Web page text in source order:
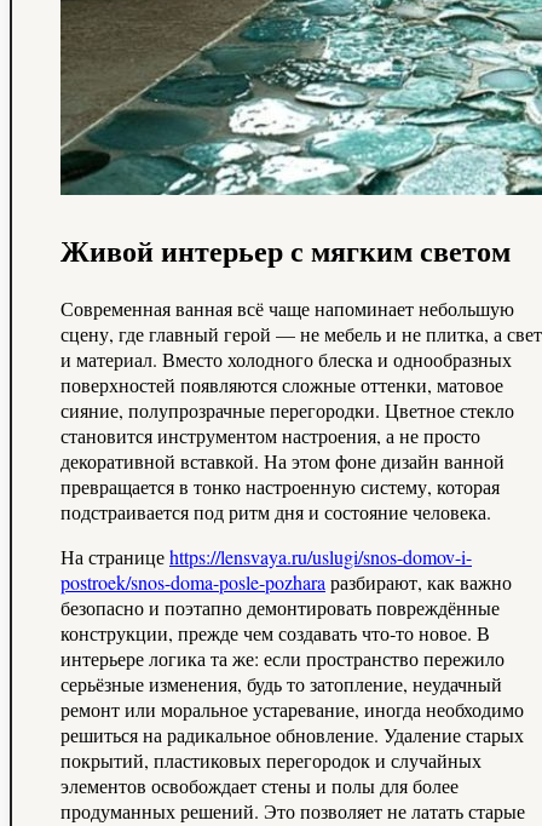
Живой интерьер с мягким светом
Современная ванная всё чаще напоминает небольшую
сцену, где главный герой — не мебель и не плитка, а свет
и материал. Вместо холодного блеска и однообразных
поверхностей появляются сложные оттенки, матовое
сияние, полупрозрачные перегородки. Цветное стекло
становится инструментом настроения, а не просто
декоративной вставкой. На этом фоне дизайн ванной
превращается в тонко настроенную систему, которая
подстраивается под ритм дня и состояние человека.
На страницеhttps://lensvaya.ru/uslugi/snos-domov-i-
postroek/snos-doma-posle-pozhara разбирают, как важно
безопасно и поэтапно демонтировать повреждённые
конструкции, прежде чем создавать что‑то новое. В
интерьере логика та же: если пространство пережило
серьёзные изменения, будь то затопление, неудачный
ремонт или моральное устаревание, иногда необходимо
решиться на радикальное обновление. Удаление старых
покрытий, пластиковых перегородок и случайных
элементов освобождает стены и полы для более
продуманных решений. Это позволяет не латать старые